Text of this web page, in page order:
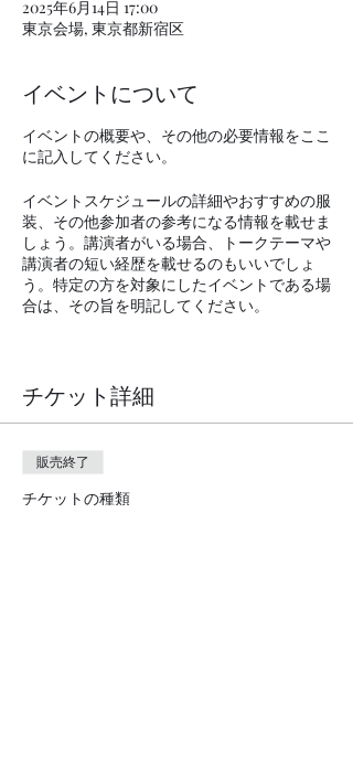
2025年6月14日 17:00
東京会場, 東京都新宿区
イベントについて
イベントの概要や、その他の必要情報をここ
に記入してください。
イベントスケジュールの詳細やおすすめの服
装、その他参加者の参考になる情報を載せま
しょう。講演者がいる場合、トークテーマや
講演者の短い経歴を載せるのもいいでしょ
う。特定の方を対象にしたイベントである場
合は、その旨を明記してください。
加意欲を高めましょう。
チケット詳細
販売終了
チケットの種類